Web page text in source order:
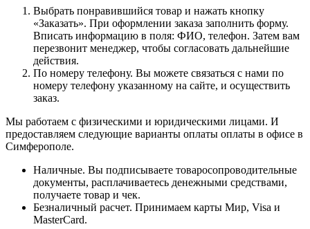
Выбрать понравившийся товар и нажать кнопку
«Заказать». При оформлении заказа заполнить форму.
Вписать информацию в поля: ФИО, телефон. Затем вам
перезвонит менеджер, чтобы согласовать дальнейшие
действия.
По номеру телефону. Вы можете связаться с нами по
номеру телефону указанному на сайте, и осуществить
заказ.
Мы работаем с физическими и юридическими лицами. И
предоставляем следующие варианты оплаты оплаты в офисе в
Симферополе.
Наличные. Вы подписываете товаросопроводительные
документы, расплачиваетесь денежными средствами,
получаете товар и чек.
Безналичный расчет. Принимаем карты Мир, Visa и
MasterCard.